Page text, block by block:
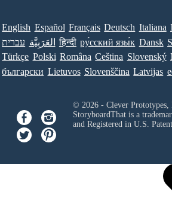
English Español Français Deutsch Italiana
עברית العَرَبِيَّة हिन्दी ру́сский язы́к Dansk
Türkçe Polski Româna Ceština Slovenský
български Lietuvos Slovenščina Latvijas
© 2026 - Clever Prototypes,
StoryboardThat is a
and Registered in U.S.